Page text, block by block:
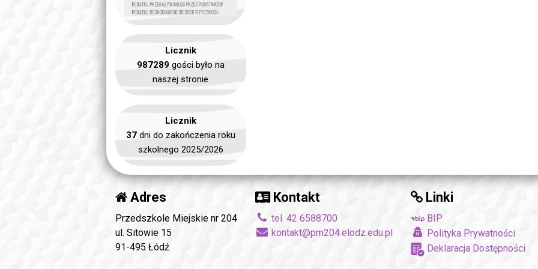
Licznik
987289gości było na
naszej stronie
Licznik
37dni do zakończenia roku
szkolnego 2025/2026
Adres
Przedszkole Miejskie nr 204
ul. Sitowie 15
91-495 Łódź
Kontakt
tel. 42 6588700
kontakt@pm204.elodz.edu.pl
Linki
BIP
Polityka Prywatności
Deklaracja Dostępności